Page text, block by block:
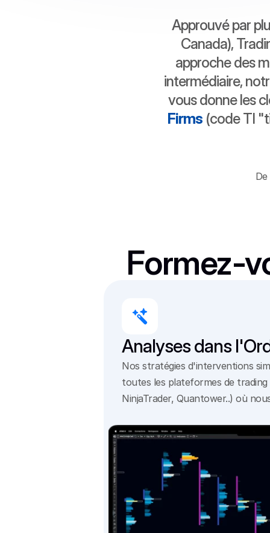
Approuvé par
Canada),
approche des
intermédiaire,
vous donne les
Firms (code TI
Formez-
Analyses dans
Nos stratégies d'interventions
toutes les plateformes de
NinjaTrader, Quantower..) où